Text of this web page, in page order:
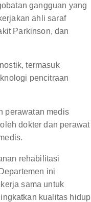
gangguan yang
ahli saraf
Parkinson, dan
termasuk
pencitraan
perawatan medis
dokter dan perawat
rehabilitasi
ini
sama untuk
kualitas hidup